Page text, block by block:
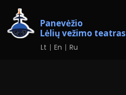
Panevėžio
Lėlių vežimo teatras
Lt En Ru